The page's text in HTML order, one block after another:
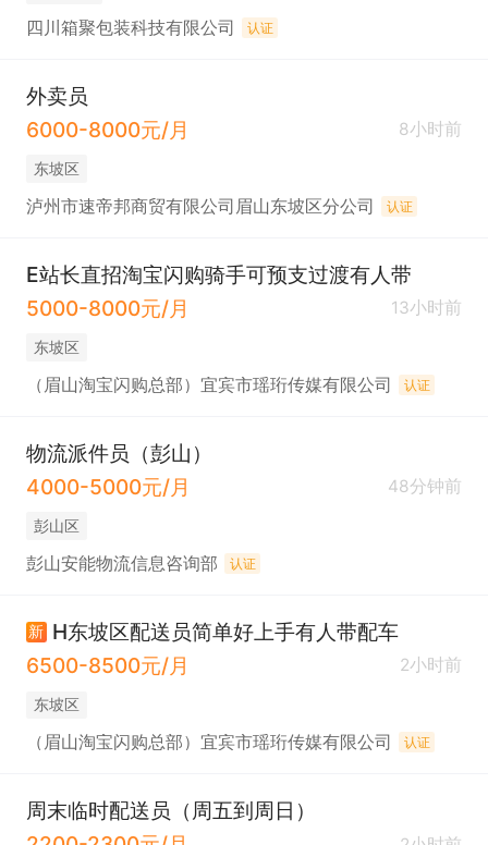
四川箱聚包装科技有限公司 认证
外卖员
6000-8000元/月
8小时前
东坡区
泸州市速帝邦商贸有限公司眉山东坡区分公司 认证
E站长直招淘宝闪购骑手可预支过渡有人带
5000-8000元/月
13小时前
东坡区
（眉山淘宝闪购总部）宜宾市瑶珩传媒有限公司 认证
物流派件员（彭山）
4000-5000元/月
48分钟前
彭山区
彭山安能物流信息咨询部 认证
新 H东坡区配送员简单好上手有人带配车
6500-8500元/月
2小时前
东坡区
（眉山淘宝闪购总部）宜宾市瑶珩传媒有限公司 认证
周末临时配送员（周五到周日）